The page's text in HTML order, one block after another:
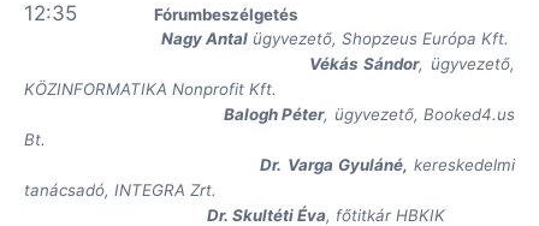
12:35
Fórumbeszélgetés
Nagy Antal ügyvezető, Shopzeus Európa Kft.
Vékás Sándor, ügyvezető,
KÖZINFORMATIKA Nonprofit Kft.
Balogh Péter, ügyvezető, Booked4.us
Bt.
Dr. Varga Gyuláné, kereskedelmi
tanácsadó, INTEGRA Zrt.
Dr. Skultéti Éva, főtitkár HBKIK